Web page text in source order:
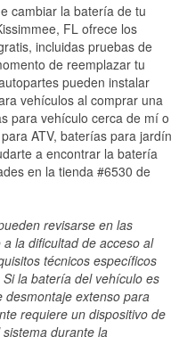
cambiar la batería de tu
FL ofrece los
incluidas pruebas de
de reemplazar tu
pueden instalar
vehículos al comprar una
para vehículo cerca de mí o
ATV, baterías para jardín
a encontrar la batería
en la tienda #6530 de
revisarse en las
la dificultad de acceso al
técnicos específicos
la batería del vehículo es
desmontaje extenso para
requiere un dispositivo de
durante la